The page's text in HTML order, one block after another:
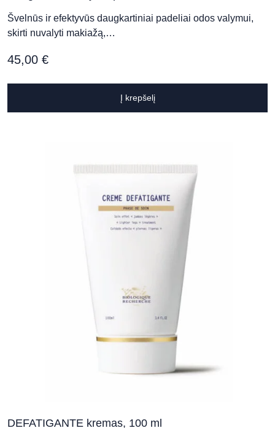
Švelnūs ir efektyvūs daugkartiniai padeliai odos valymui,
skirti nuvalyti makiažą,…
45,00 €
Į krepšelį
DEFATIGANTE kremas, 100 ml